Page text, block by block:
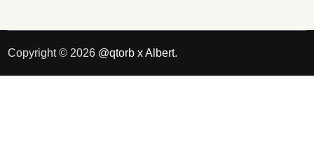
Copyright © 2026 @qtorb x Albert.